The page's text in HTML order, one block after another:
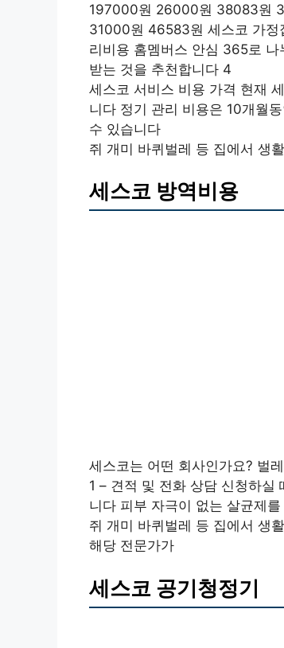
197000원 26000원 38083원
31000원 46583원 세스코 가정
리비용 홈멤버스 안심 365로
받는 것을 추천합니다 4
세스코 서비스 비용 가격 현재
니다 정기 관리 비용은 10개월
수 있습니다
쥐 개미 바퀴벌레 등 집에서 생
세스코 방역비용
세스코는 어떤 회사인가요? 벌
1 – 견적 및 전화 상담 신청하실
니다 피부 자극이 없는 살균제
쥐 개미 바퀴벌레 등 집에서 생
해당 전문가가
세스코 공기청정기